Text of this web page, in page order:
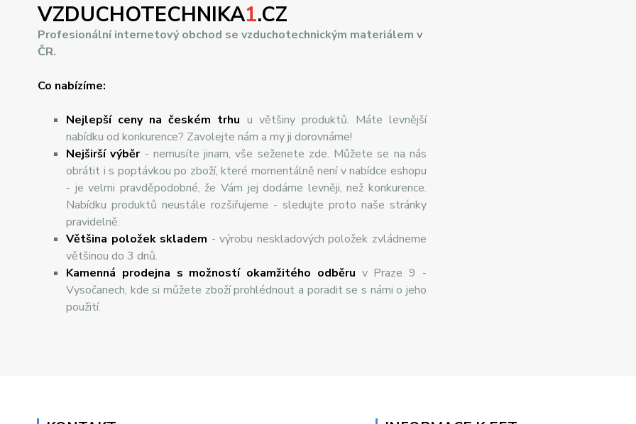
VZDUCHOTECHNIKA1.CZ
Profesionální internetový obchod se vzduchotechnickým materiálem v
ČR.
Co nabízíme:
Nejlepší ceny na českém trhu u většiny produktů. Máte levnější
nabídku od konkurence? Zavolejte nám a my ji dorovnáme!
Nejširšívýběr- nemusíte jinam, vše seženete zde. Můžete se na nás
obrátit i s poptávkou po zboží, které momentálně není v nabídce eshopu
- je velmi pravděpodobné, že Vám jej dodáme levněji, než konkurence.
Nabídku produktů neustále rozšiřujeme - sledujte proto naše stránky
pravidelně.
Většina položek skladem - výrobu neskladových položek zvládneme
většinou do 3 dnů.
Kamenná prodejna s možností okamžitého odběru v Praze 9 -
Vysočanech, kde si můžete zboží prohlédnout a poradit se s námi o jeho
použití.